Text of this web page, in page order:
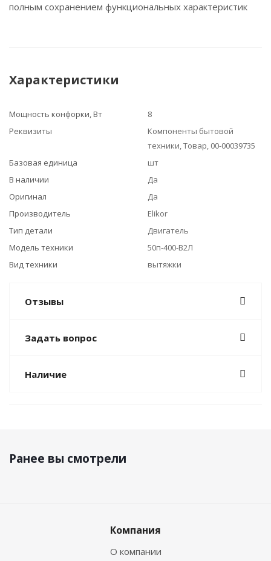
полным сохранением функциональных характеристик
Характеристики
Мощность конфорки, Вт
8
Реквизиты
Компоненты бытовой
техники, Товар, 00-00039735
Базовая единица
шт
В наличии
Да
Оригинал
Да
Производитель
Elikor
Тип детали
Двигатель
Модель техники
50п-400-В2Л
Вид техники
вытяжки
Отзывы
Задать вопрос
Наличие
Ранее вы смотрели
Компания
О компании